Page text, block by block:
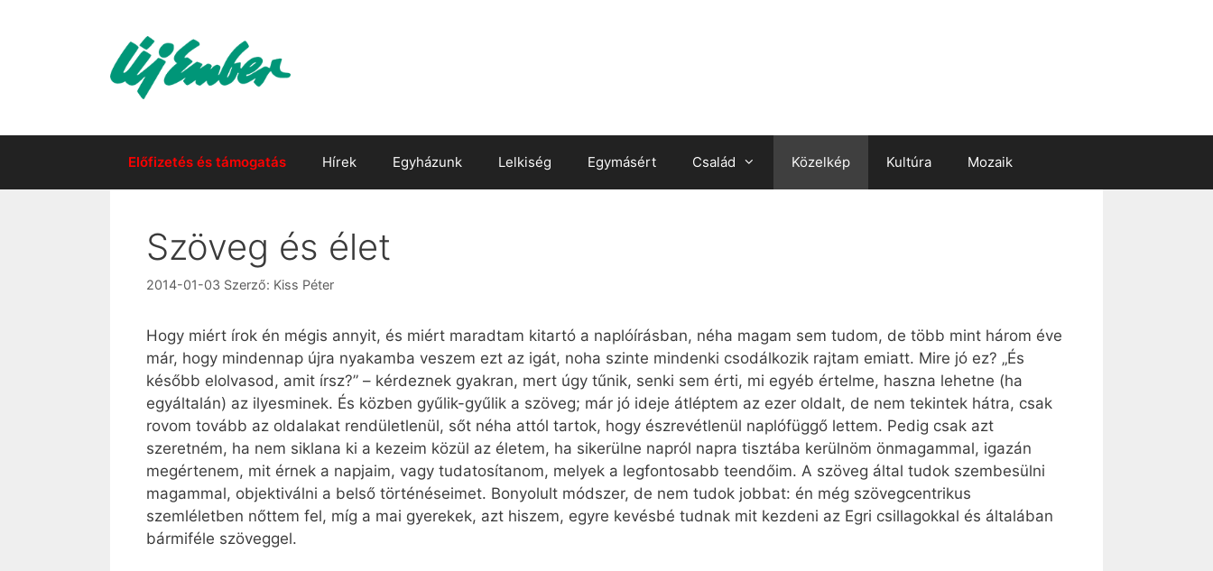
Előfizetés és támogatás Hírek Egyházunk Lelkiség Egymásért Család Közelkép Kultúra Mozaik
Szöveg és élet
2014-01-03 Szerző: Kiss Péter
Hogy miért írok én mégis annyit, és miért maradtam kitartó a naplóírásban, néha magam sem tudom, de több mint három éve
már, hogy mindennap újra nyakamba veszem ezt az igát, noha szinte mindenki csodálkozik rajtam emiatt. Mire jó ez? „És
később elolvasod, amit írsz?” – kérdeznek gyakran, mert úgy tűnik, senki sem érti, mi egyéb értelme, haszna lehetne (ha
egyáltalán) az ilyesminek. És közben gyűlik-gyűlik a szöveg; már jó ideje átléptem az ezer oldalt, de nem tekintek hátra, csak
rovom tovább az oldalakat rendületlenül, sőt néha attól tartok, hogy észrevétlenül naplófüggő lettem. Pedig csak azt
szeretném, ha nem siklana ki a kezeim közül az életem, ha sikerülne napról napra tisztába kerülnöm önmagammal, igazán
megértenem, mit érnek a napjaim, vagy tudatosítanom, melyek a legfontosabb teendőim. A szöveg által tudok szembesülni
magammal, objektiválni a belső történéseimet. Bonyolult módszer, de nem tudok jobbat: én még szövegcentrikus
szemléletben nőttem fel, míg a mai gyerekek, azt hiszem, egyre kevésbé tudnak mit kezdeni az Egri csillagokkal és általában
bármiféle szöveggel.